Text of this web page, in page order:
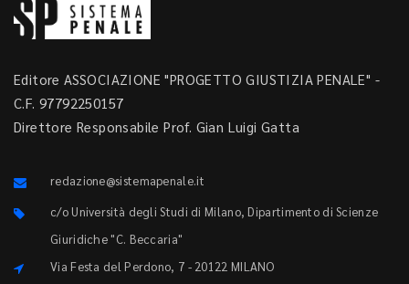
Editore ASSOCIAZIONE "PROGETTO GIUSTIZIA PENALE" -
C.F. 97792250157
Direttore Responsabile Prof. Gian Luigi Gatta
redazione@sistemapenale.it
c/o Università degli Studi di Milano, Dipartimento di Scienze
Giuridiche "C. Beccaria"
Via Festa del Perdono, 7 - 20122 MILANO